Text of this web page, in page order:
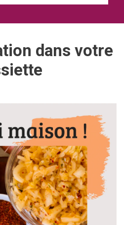
dans votre